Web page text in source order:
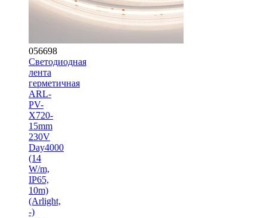
056698
Светодиодная
лента
герметичная
ARL-
PV-
X720-
15mm
230V
Day4000
(14
W/m,
IP65,
10m)
(Arlight,
-)